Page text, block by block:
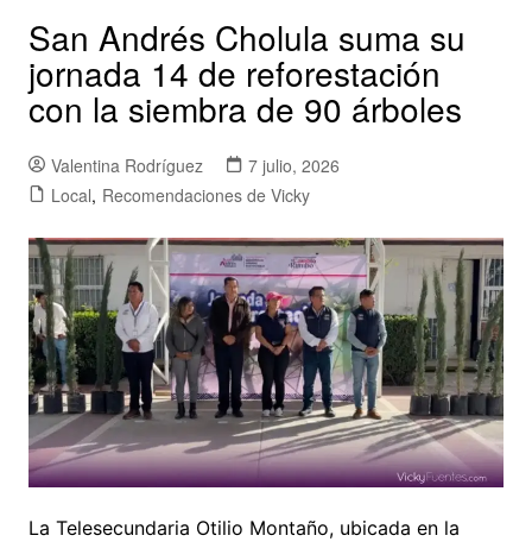
San Andrés Cholula suma su
jornada 14 de reforestación
con la siembra de 90 árboles
Valentina Rodríguez
7 julio, 2026
Local, Recomendaciones de Vicky
La Telesecundaria Otilio Montaño, ubicada en la